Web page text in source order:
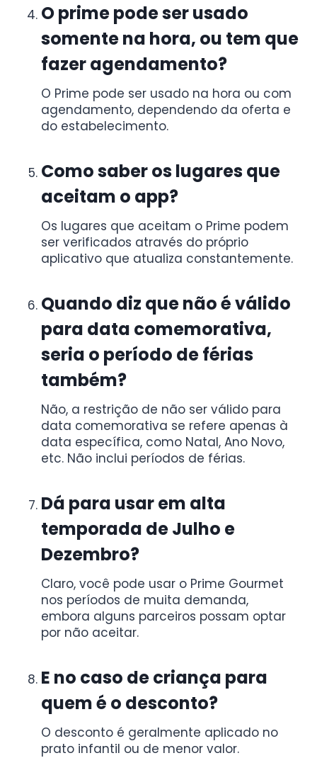
O prime pode ser usado
somente na hora, ou tem que
fazer agendamento?
O Prime pode ser usado na hora ou com
agendamento, dependendo da oferta e
do estabelecimento.
Como saber os lugares que
aceitam o app?
Os lugares que aceitam o Prime podem
ser verificados através do próprio
aplicativo que atualiza constantemente.
Quando diz que não é válido
para data comemorativa,
seria o período de férias
também?
Não, a restrição de não ser válido para
data comemorativa se refere apenas à
data específica, como Natal, Ano Novo,
etc. Não inclui períodos de férias.
Dá para usar em alta
temporada de Julho e
Dezembro?
Claro, você pode usar o Prime Gourmet
nos períodos de muita demanda,
embora alguns parceiros possam optar
por não aceitar.
E no caso de criança para
quem é o desconto?
O desconto é geralmente aplicado no
prato infantil ou de menor valor.